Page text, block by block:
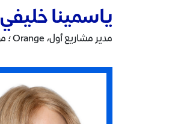
ياسمينا خليفي
مدير مشاريع أول، Orange ؛ مؤلف، مدوّن، ومقدّم بودكاست